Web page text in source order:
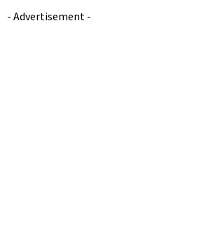
- Advertisement -